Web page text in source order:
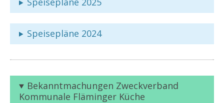
Speisepläne 2024
Bekanntmachungen Zweckverband
Kommunale Fläminger Küche